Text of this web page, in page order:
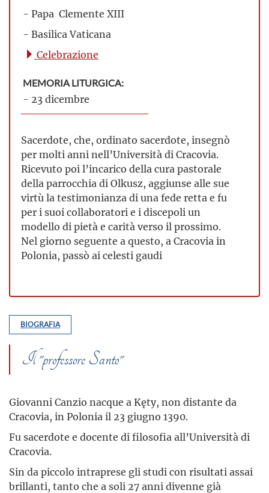
- Papa Clemente XIII
- Basilica Vaticana
Celebrazione
MEMORIA LITURGICA:
- 23 dicembre
Sacerdote, che, ordinato sacerdote, insegnò
per molti anni nell’Università di Cracovia.
Ricevuto poi l’incarico della cura pastorale
della parrocchia di Olkusz, aggiunse alle sue
virtù la testimonianza di una fede retta e fu
per i suoi collaboratori e i discepoli un
modello di pietà e carità verso il prossimo.
Nel giorno seguente a questo, a Cracovia in
Polonia, passò ai celesti gaudi
BIOGRAFIA
Il "professore Santo"
Giovanni Canzio nacque a Kęty, non distante da
Cracovia, in Polonia il 23 giugno 1390.
Fu sacerdote e docente di filosofia all’Università di
Cracovia.
Sin da piccolo intraprese gli studi con risultati assai
brillanti, tanto che a soli 27 anni divenne già